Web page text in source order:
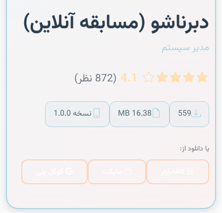
دبرناشو (مسابقه آنلاین)
مدیر سیستم
4.1 (872 نظر)
559
16.38 MB نسخه 1.0.0
یا دانلود از: